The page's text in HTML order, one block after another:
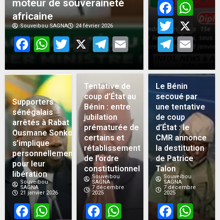
moteur de souveraineté
africaine
Souveibou SAGNA 24 février 2026
Facebook
WhatsApp
Twitter
X Telegram
Email
X
Supporters
sénégalais
arrêtés à Rabat :
Ousmane Sonko
s’implique
personnellement
pour leur
libération
Souveibou
SAGNA
21 janvier 2026
Facebook
WhatsApp
Tentative de
coup d’État au
Bénin : entre
jubilation
prématurée de
certains et
rétablissement
de l’ordre
constitutionnel
Souveibou
SAGNA
7 décembre
2025
Facebook
WhatsApp
Le Bénin
secoué par
une tentative
de coup
d’État : le
CMR annonce
la destitution
de Patrice
Talon
Souveibou
SAGNA
7 décembre
2025